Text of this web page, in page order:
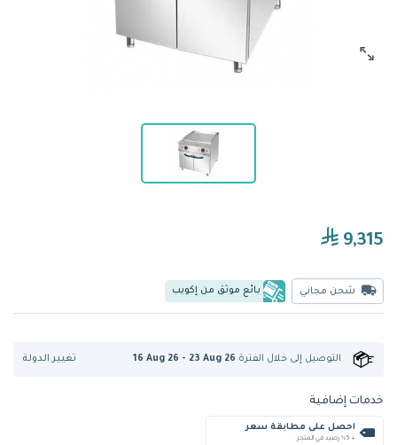
9,315
شحن مجاني بائع موثق من إكويب
التوصيل إلى خلال الفترة 16 Aug 26 - 23 Aug 26 تغيير الدولة
خدمات إضافية
احصل على مطابقة سعر
+ %5 رصيد في المتجر